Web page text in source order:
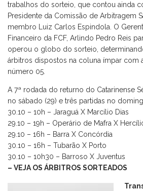
trabalhos do sorteio, que contou ainda
Presidente da Comissão de Arbitragem
membro Luiz Carlos Espindola. O
Financeiro da FCF, Arlindo Pedro Reis
operou o globo do sorteio,
árbitros dispostos na coluna ímpar com
número 05.
A 7ª rodada do returno do Catarinense
no sábado (29) e três partidas no
30.10 – 10h – Jaraguá X Marcílio Dias
29.10 – 19h – Operário de Mafra X
29.10 – 16h – Barra X Concórdia
30.10 – 16h – Tubarão X Porto
30.10 – 10h30 – Barroso X Juventus
– VEJA OS ÁRBITROS SORTEADOS